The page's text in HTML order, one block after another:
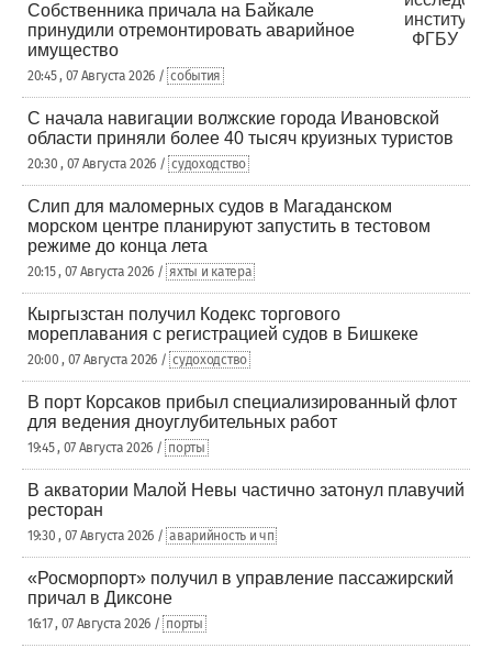
Собственника причала на Байкале
принудили отремонтировать аварийное
имущество
20:45 , 07 Августа 2026 / события
С начала навигации волжские города Ивановской
области приняли более 40 тысяч круизных туристов
20:30 , 07 Августа 2026 / судоходство
Слип для маломерных судов в Магаданском
морском центре планируют запустить в тестовом
режиме до конца лета
20:15 , 07 Августа 2026 / яхты и катера
Кыргызстан получил Кодекс торгового
мореплавания с регистрацией судов в Бишкеке
20:00 , 07 Августа 2026 / судоходство
В порт Корсаков прибыл специализированный флот
для ведения дноуглубительных работ
19:45 , 07 Августа 2026 / порты
В акватории Малой Невы частично затонул плавучий
ресторан
19:30 , 07 Августа 2026 / аварийность и чп
«Росморпорт» получил в управление пассажирский
причал в Диксоне
16:17 , 07 Августа 2026 / порты